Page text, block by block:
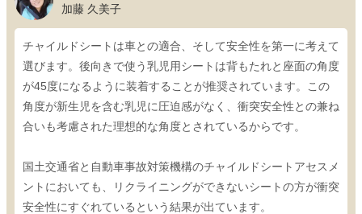
加藤 久美子
チャイルドシートは車との適合、そして安全性を第一に考えて
選びます。後向きで使う乳児用シートは背もたれと座面の角度
が45度になるように装着することが推奨されています。この
角度が新生児を含む乳児に圧迫感がなく、衝突安全性との兼ね
合いも考慮された理想的な角度とされているからです。
国土交通省と自動車事故対策機構のチャイルドシートアセスメ
ントにおいても、リクライニングができないシートの方が衝突
安全性にすぐれているという結果が出ています。